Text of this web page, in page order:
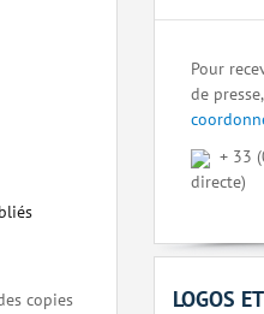
copies
Pour
de presse,
+ 33
directe)
LOGOS